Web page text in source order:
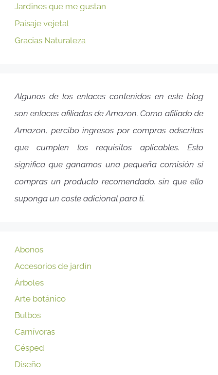
Jardines que me gustan
Paisaje vejetal
Gracias Naturaleza
Algunos de los enlaces contenidos en este blog
son enlaces afiliados de Amazon. Como afiliado de
Amazon, percibo ingresos por compras adscritas
que cumplen los requisitos aplicables. Esto
significa que ganamos una pequeña comisión si
compras un producto recomendado, sin que ello
suponga un coste adicional para ti.
Abonos
Accesorios de jardín
Árboles
Arte botánico
Bulbos
Carnívoras
Césped
Diseño